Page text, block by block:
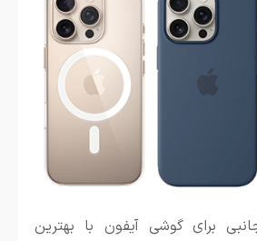
برای گوشی آیفون با بهترین